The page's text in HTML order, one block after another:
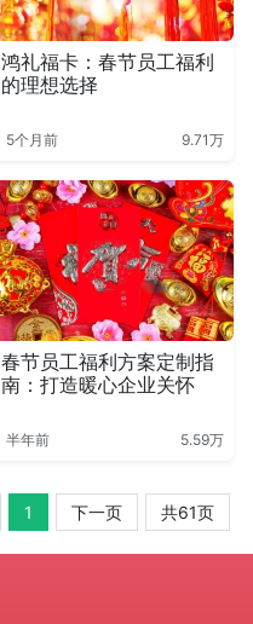
鸿礼福卡：春节员工福利
的理想选择
5个月前 9.71万
春节员工福利方案定制指
南：打造暖心企业关怀
半年前 5.59万
1 下一页 共61页